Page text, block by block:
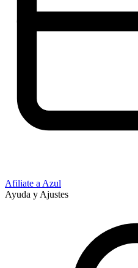
Afiliate a Azul
Ayuda y Ajustes